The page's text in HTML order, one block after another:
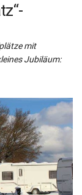
mit
Jubiläum: